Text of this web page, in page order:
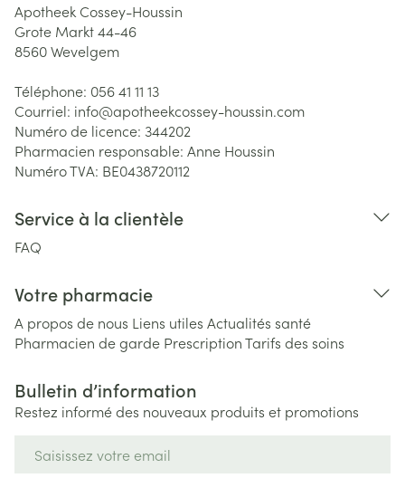
Apotheek Cossey-Houssin
Grote Markt 44-46
8560Wevelgem
Téléphone: 056 41 11 13
Courriel: info@apotheekcossey-houssin.com
Numéro de licence: 344202
Pharmacien responsable: Anne Houssin
Numéro TVA: BE0438720112
Service à la clientèle
FAQ
Votre pharmacie
A propos de nous Liens utiles Actualités santé
Pharmacien de garde PrescriptionTarifs des soins
Bulletin d’information
Restez informé des nouveaux produits et promotions